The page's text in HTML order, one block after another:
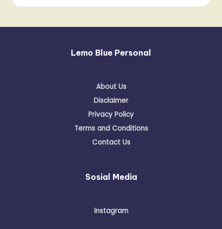
Lemo Blue Personal
About Us
Disclaimer
Privacy Policy
Terms and Conditions
Contact Us
Sosial Media
Instagram